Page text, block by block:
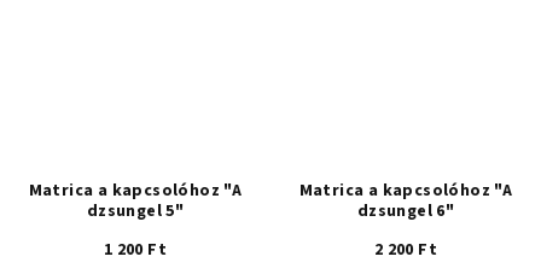
Matrica a kapcsolóhoz "A
dzsungel 5"
1 200 Ft
Matrica a kapcsolóhoz "A
dzsungel 6"
2 200 Ft